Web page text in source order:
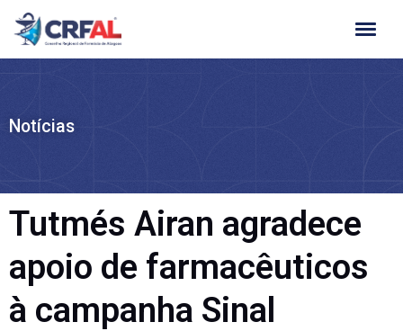
Ir
para
Notícias
Tutmés Airan agradece
apoio de farmacêuticos
à campanha Sinal